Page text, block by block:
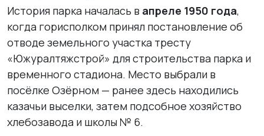
История парка началась в апреле 1950 года,
когда горисполком принял постановление об
отводе земельного участка тресту
«Южуралтяжстрой» для строительства парка и
временного стадиона. Место выбрали в
посёлке Озёрном — ранее здесь находились
казачьи выселки, затем подсобное хозяйство
хлебозавода и школы № 6.